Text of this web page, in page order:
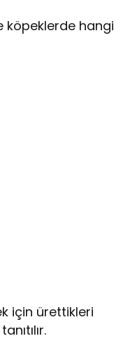
köpeklerde hangi
için ürettikleri